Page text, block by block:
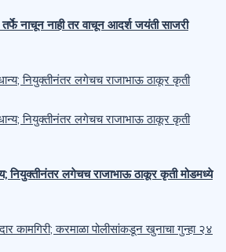
तर्फे नाचून नाही तर वाचून आदर्श जयंती साजरी
नियुक्तीनंतर लगेचच राजाभाऊ ठाकूर कृती मोडमध्ये